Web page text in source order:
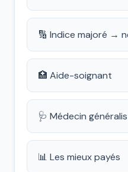
🔢 Indice majoré →
🏥 Aide-soignant
🩺 Médecin
📊 Les mieux payés